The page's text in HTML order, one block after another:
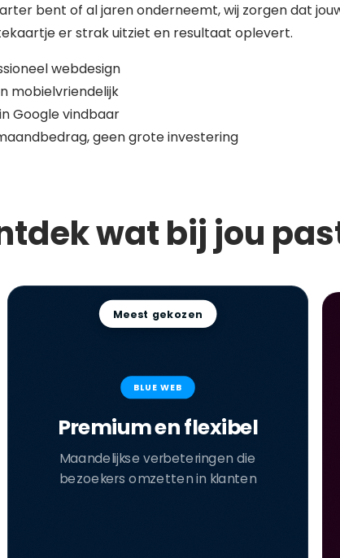
bent of al jaren onderneemt, wij zorgen dat
er strak uitziet en resultaat oplevert.
webdesign
mobielvriendelijk
Google vindbaar
geen grote investering
wat bij jou
Meest gekozen
BLUE WEB
Premium en flexibel
Maandelijkse verbeteringen die
bezoekers omzetten in klanten